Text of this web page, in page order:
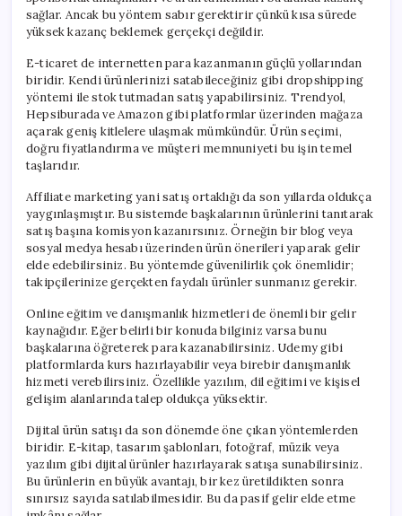
sağlar. Ancak bu yöntem sabır gerektirir çünkü kısa sürede
yüksek kazanç beklemek gerçekçi değildir.
E-ticaret de internetten para kazanmanın güçlü yollarından
biridir. Kendi ürünlerinizi satabileceğiniz gibi dropshipping
yöntemi ile stok tutmadan satış yapabilirsiniz. Trendyol,
Hepsiburada ve Amazon gibi platformlar üzerinden mağaza
açarak geniş kitlelere ulaşmak mümkündür. Ürün seçimi,
doğru fiyatlandırma ve müşteri memnuniyeti bu işin temel
taşlarıdır.
Affiliate marketing yani satış ortaklığı da son yıllarda oldukça
yaygınlaşmıştır. Bu sistemde başkalarının ürünlerini tanıtarak
satış başına komisyon kazanırsınız. Örneğin bir blog veya
sosyal medya hesabı üzerinden ürün önerileri yaparak gelir
elde edebilirsiniz. Bu yöntemde güvenilirlik çok önemlidir;
takipçilerinize gerçekten faydalı ürünler sunmanız gerekir.
Online eğitim ve danışmanlık hizmetleri de önemli bir gelir
kaynağıdır. Eğer belirli bir konuda bilginiz varsa bunu
başkalarına öğreterek para kazanabilirsiniz. Udemy gibi
platformlarda kurs hazırlayabilir veya birebir danışmanlık
hizmeti verebilirsiniz. Özellikle yazılım, dil eğitimi ve kişisel
gelişim alanlarında talep oldukça yüksektir.
Dijital ürün satışı da son dönemde öne çıkan yöntemlerden
biridir. E-kitap, tasarım şablonları, fotoğraf, müzik veya
yazılım gibi dijital ürünler hazırlayarak satışa sunabilirsiniz.
Bu ürünlerin en büyük avantajı, bir kez üretildikten sonra
sınırsız sayıda satılabilmesidir. Bu da pasif gelir elde etme